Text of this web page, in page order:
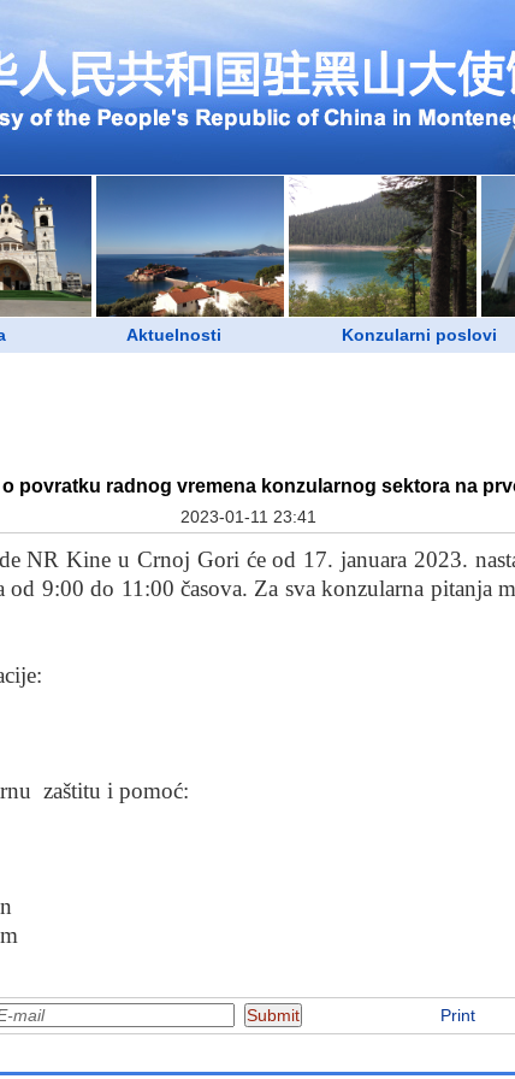
Aktuelnosti Konzularni poslovi
povratku radnog vremena konzularnog sektora na
2023-01-11 23:41
NR Kine u Crnoj Gori će od 17. januara 2023.
9:00 do 11:00 časova. Za sva konzularna pitanja
u zaštitu i pomoć:
Print